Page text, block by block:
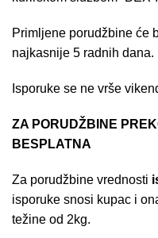
Primljene porudžbine će
najkasnije 5 radnih dana.
Isporuke se ne vrše
ZA PORUDŽBINE
BESPLATNA
Za porudžbine vrednosti
isporuke snosi kupac i
težine od 2kg.